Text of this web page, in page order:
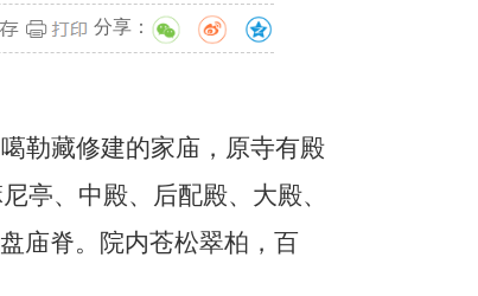
分享：
勒藏修建的家庙，原寺有殿
亭、中殿、后配殿、大殿、
庙脊。院内苍松翠柏，百